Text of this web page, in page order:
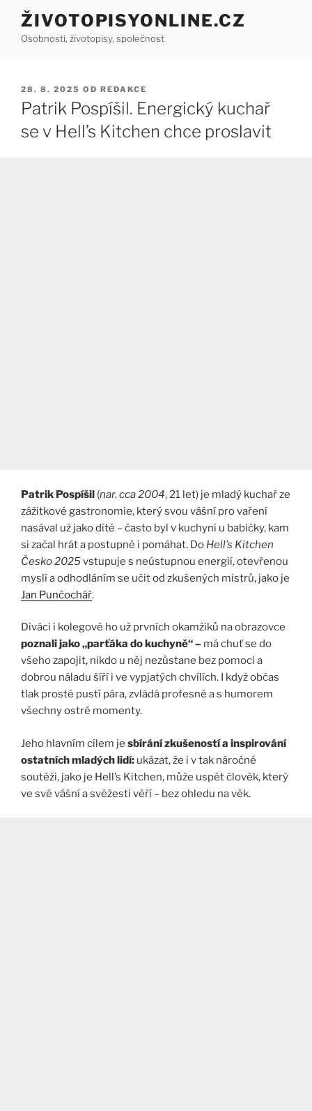
Přejít
obsahu
ŽIVOTOPISYONLINE.CZ
Osobnosti, životopisy, společnost
PUBLIKOVÁNO
28. 8. 2025 OD REDAKCE
Patrik Pospíšil. Energický kuchař
se v Hell’s Kitchen chce proslavit
Patrik Pospíšil (nar. cca 2004, 21 let) je mladý kuchař ze
zážitkové gastronomie, který svou vášní pro vaření
nasával už jako dítě – často byl v kuchyni u babičky, kam
si začal hrát a postupně i pomáhat. Do Hell’s Kitchen
Česko 2025vstupuje s neústupnou energií, otevřenou
myslí a odhodláním se učit od zkušených mistrů, jako je
Jan Punčochář.
Diváci i kolegové ho už prvních okamžiků na obrazovce
poznali jako „parťáka do kuchyně“ – má chuť se do
všeho zapojit, nikdo u něj nezůstane bez pomoci a
dobrou náladu šíří i ve vypjatých chvílích. I když občas
tlak prostě pustí pára, zvládá profesně a s humorem
všechny ostré momenty.
Jeho hlavním cílem je sbírání zkušeností a inspirování
ostatních mladých lidí: ukázat, že i v tak náročné
soutěži, jako je Hell’s Kitchen, může uspět člověk, který
ve své vášní a svěžesti věří – bez ohledu na věk.